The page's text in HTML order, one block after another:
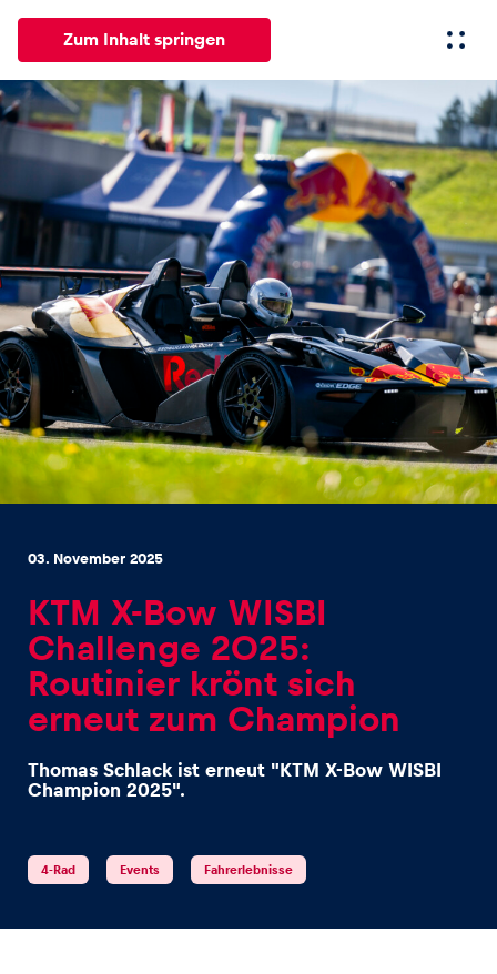
Zum Inhalt springen
Alle News Events Erlebnisse Seiten
News
Alle anzeigen
Events
Alle anzeigen
Erlebnisse
Alle anzeigen
Seiten
03. November 2025
KTM X-Bow WISBI
Challenge 2025:
Routinier krönt sich
erneut zum Champion
Thomas Schlack ist erneut "KTM X-Bow WISBI
Champion 2025".
4-Rad Events Fahrerlebnisse